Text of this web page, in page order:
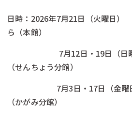
日時：2026年7月21日（火
ら（本館）
7月12日・19日（日曜日
（せんちょう分館）
7月3日・17日（金曜日
（かがみ分館）